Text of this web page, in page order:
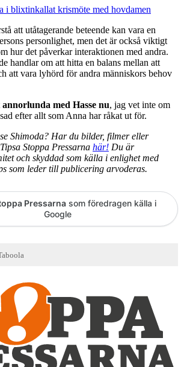
i blixtinkallat krismöte med hovdamen
att utåtagerande beteende kan vara en
personlighet, men det är också viktigt
hur det påverkar interaktionen med andra.
handlar om att hitta en balans mellan att
att vara lyhörd för andra människors behov
med Hasse nu, jag vet inte om
efter allt som Anna har råkat ut för.
Shimoda? Har du bilder, filmer eller
Stoppa Pressarna här! Du är
och skyddad som källa i enlighet med
som leder till publicering arvoderas.
Pressarna som föredragen källa i
Google